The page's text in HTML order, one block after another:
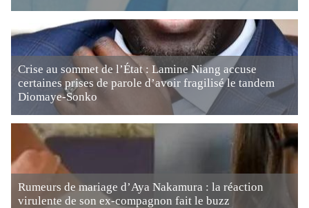
Crise au sommet de l’État : Lamine Niang accuse
certaines prises de parole d’avoir fragilisé le tandem
Diomaye-Sonko
Rumeurs de mariage d’Aya Nakamura : la réaction
virulente de son ex-compagnon fait le buzz